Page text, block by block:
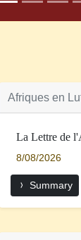
Afriques en
La Lettre de
8/08/2026
Summary